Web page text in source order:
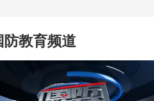
防教育频道